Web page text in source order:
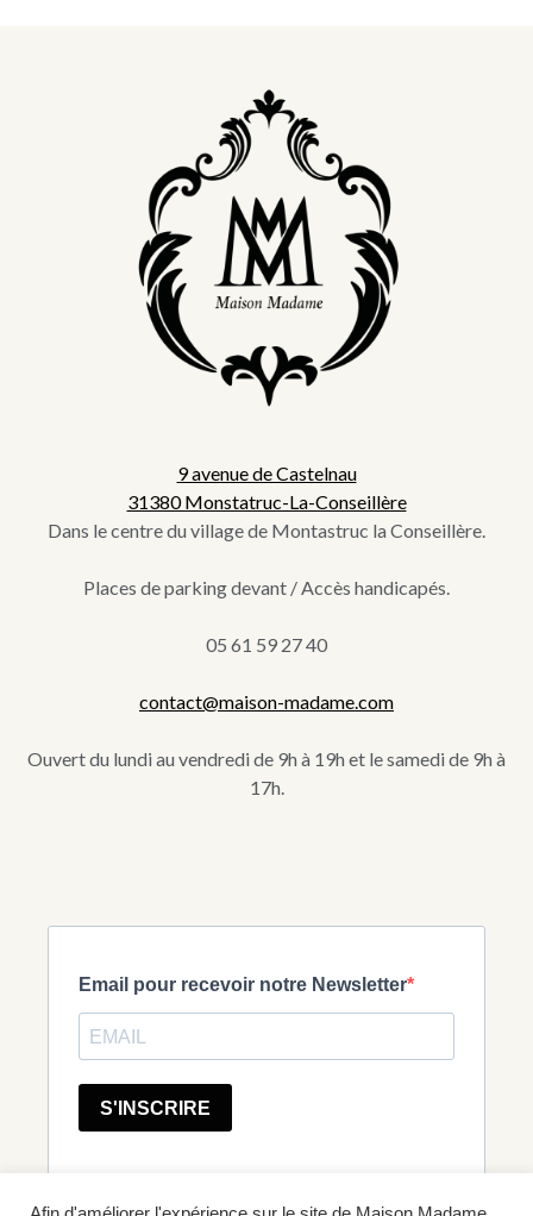
9 avenue de Castelnau
31380 Monstatruc-La-Conseillère
Dans le centre du village de Montastruc la Conseillère.
Places de parking devant / Accès handicapés.
05 61 59 27 40
contact@maison-madame.com
Ouvert du lundi au vendredi de 9h à 19h et le samedi de 9h à
17h.